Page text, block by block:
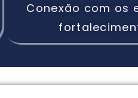
Conexão com os